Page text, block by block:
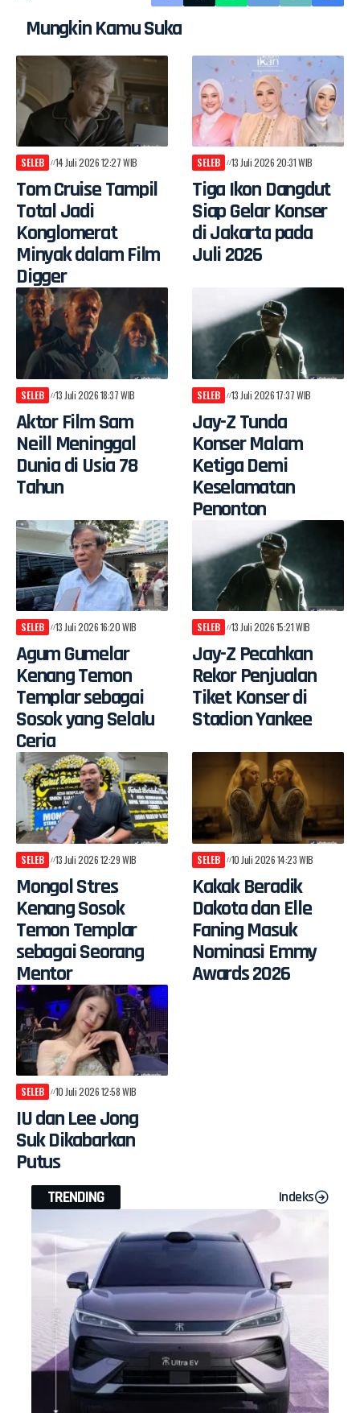
Mungkin Kamu Suka
SELEB 14 Juli 2026 12:27 WIB
Tom Cruise Tampil
Total Jadi
Konglomerat
Minyak dalam Film
Digger
SELEB 13 Juli 2026 20:31 WIB
Tiga Ikon Dangdut
Siap Gelar Konser
di Jakarta pada
Juli 2026
SELEB 13 Juli 2026 18:37 WIB
Aktor Film Sam
Neill Meninggal
Dunia di Usia 78
Tahun
SELEB 13 Juli 2026 17:37 WIB
Jay-Z Tunda
Konser Malam
Ketiga Demi
Keselamatan
Penonton
SELEB 13 Juli 2026 16:20 WIB
Agum Gumelar
Kenang Temon
Templar sebagai
Sosok yang Selalu
Ceria
SELEB 13 Juli 2026 15:21 WIB
Jay-Z Pecahkan
Rekor Penjualan
Tiket Konser di
Stadion Yankee
SELEB 13 Juli 2026 12:29 WIB
Mongol Stres
Kenang Sosok
Temon Templar
sebagai Seorang
Mentor
SELEB 10 Juli 2026 14:23 WIB
Kakak Beradik
Dakota dan Elle
Faning Masuk
Nominasi Emmy
Awards 2026
SELEB 10 Juli 2026 12:58 WIB
IU dan Lee Jong
Suk Dikabarkan
Putus
TRENDING Indeks